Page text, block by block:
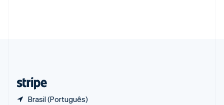
Brasil (Português)